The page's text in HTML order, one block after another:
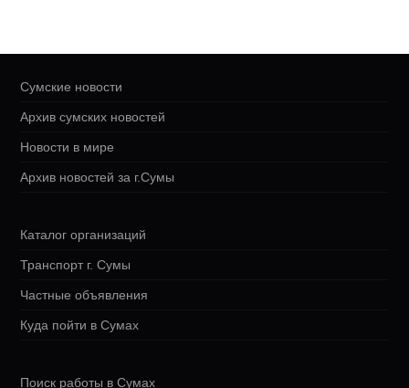
Сумские новости
Архив сумских новостей
Новости в мире
Архив новостей за г.Сумы
Каталог организаций
Транспорт г. Сумы
Частные объявления
Куда пойти в Сумах
Поиск работы в Сумах